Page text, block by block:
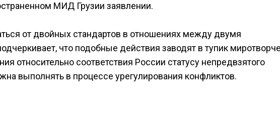
МИД Грузии заявлении.
от двойных стандартов в отношениях между двумя
что подобные действия заводят в тупик
относительно соответствия России статусу непредвзятого
выполнять в процессе урегулирования конфликтов.